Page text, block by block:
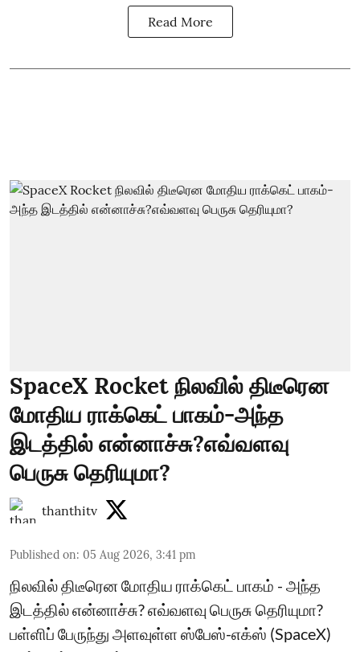
Read More
SpaceX Rocket நிலவில் திடீரென
மோதிய ராக்கெட் பாகம்-அந்த
இடத்தில் என்னாச்சு?எவ்வளவு
பெருசு தெரியுமா?
thanthitv
Published on: 05 Aug 2026, 3:41 pm
நிலவில் திடீரென மோதிய ராக்கெட் பாகம் - அந்த
இடத்தில் என்னாச்சு? எவ்வளவு பெருசு தெரியுமா?
பள்ளிப் பேருந்து அளவுள்ள ஸ்பேஸ்-எக்ஸ் (SpaceX)